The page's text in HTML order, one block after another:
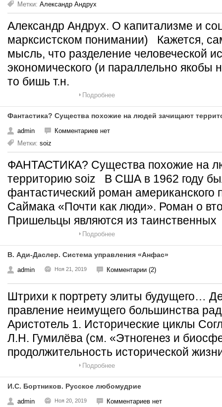
Метки: Александр Андрух
Александр Андрух. О капитализме и
марксистском понимании) Кажется,
мысль, что разделение человеческой
экономического (и параллельно якобы
то бишь т.н.
Подробнее
Фантастика? Существа похожие на людей зачищают
admin
Комментариев нет
Метки: soiz
ФАНТАСТИКА? Существа похожие на
территорию soiz В США в 1962 году
фантастический роман
Саймака «Почти как люди». Роман о
Пришельцы являются из таинственных
Подробнее
В. Ади-Даслер. Система управления «Анфас»
admin Ноя 21, 2019 Комментарии (2)
Штрихи к портрету элиты будущего…
правление неимущего большинства
Аристотель 1. Исторические циклы
Л.Н. Гумилёва (см. «Этногенез и
продолжительность исторической
Подробнее
И.С. Бортников. Русское любомудрие
admin Ноя 20, 2019
Комментариев нет